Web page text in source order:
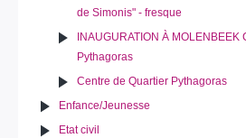
de Simonis" - fresque
INAUGURATION À MOLENBEEK
Pythagoras
Centre de Quartier Pythagoras
Enfance/Jeunesse
Etat civil